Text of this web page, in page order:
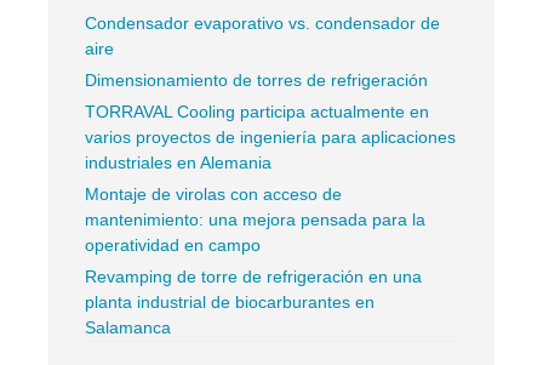
Condensador evaporativo vs. condensador de
aire
Dimensionamiento de torres de refrigeración
TORRAVAL Cooling participa actualmente en
varios proyectos de ingeniería para aplicaciones
industriales en Alemania
Montaje de virolas con acceso de
mantenimiento: una mejora pensada para la
operatividad en campo
Revamping de torre de refrigeración en una
planta industrial de biocarburantes en
Salamanca